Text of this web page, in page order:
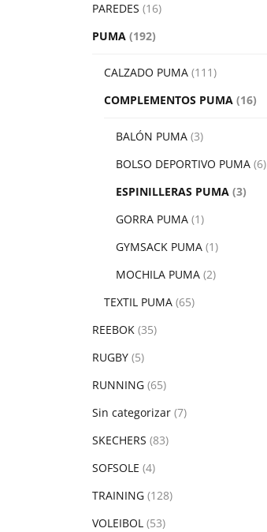
PAREDES (16)
PUMA (192)
CALZADO PUMA (111)
COMPLEMENTOS PUMA (16)
BALÓN PUMA (3)
BOLSO DEPORTIVO PUMA (6)
ESPINILLERAS PUMA (3)
GORRA PUMA (1)
GYMSACK PUMA (1)
MOCHILA PUMA (2)
TEXTIL PUMA (65)
REEBOK (35)
RUGBY (5)
RUNNING (65)
Sin categorizar (7)
SKECHERS (83)
SOFSOLE (4)
TRAINING (128)
VOLEIBOL (53)